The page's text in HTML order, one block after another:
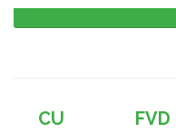
CU FVD